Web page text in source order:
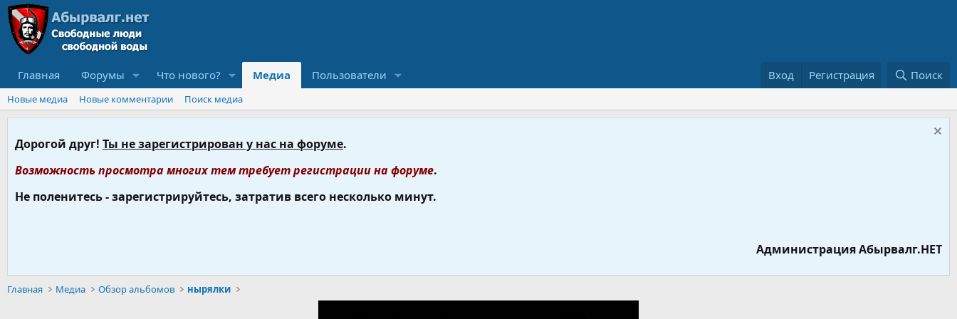
Главная Форумы Что нового? Медиа Пользователи Вход Регистрация Поиск
Новые медиа Новые комментарии Поиск медиа
Дорогой друг! Ты не зарегистрирован у нас на форуме.
Возможность просмотра многих тем требует регистрации на форуме.
Не поленитесь - зарегистрируйтесь, затратив всего несколько минут.
Администрация Абырвалг.НЕТ
Главная Медиа Обзор альбомов нырялки